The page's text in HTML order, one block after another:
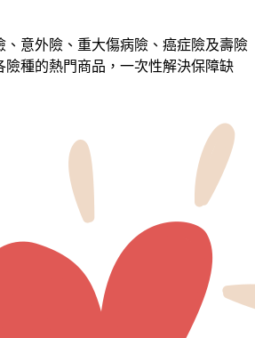
、意外險、重大傷病險、癌症險及壽險
險種的熱門商品，一次性解決保障缺